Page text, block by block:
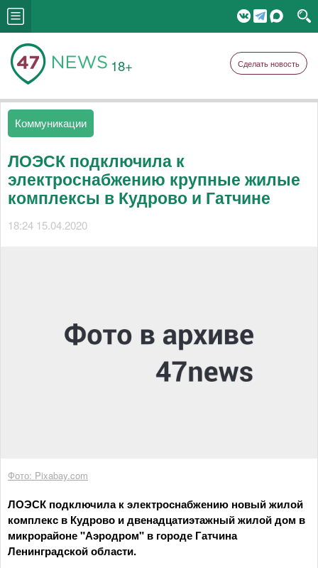
18+ Сделать новость
Коммуникации
ЛОЭСК подключила к
электроснабжению крупные жилые
комплексы в Кудрово и Гатчине
18:24 15.04.2020
Фото: Pixabay.com
ЛОЭСК подключила к электроснабжению новый жилой
комплекс в Кудрово и двенадцатиэтажный жилой дом в
микрорайоне "Аэродром" в городе Гатчина
Ленинградской области.